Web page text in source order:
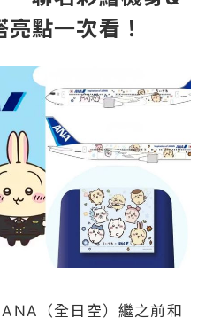
點一次看！
（全日空）繼之前和